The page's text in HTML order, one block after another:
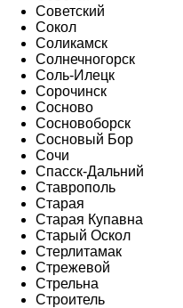
Советский
Сокол
Соликамск
Солнечногорск
Соль-Илецк
Сорочинск
Сосново
Сосновоборск
Сосновый Бор
Сочи
Спасск-Дальний
Ставрополь
Старая
Старая Купавна
Старый Оскол
Стерлитамак
Стрежевой
Стрельна
Строитель